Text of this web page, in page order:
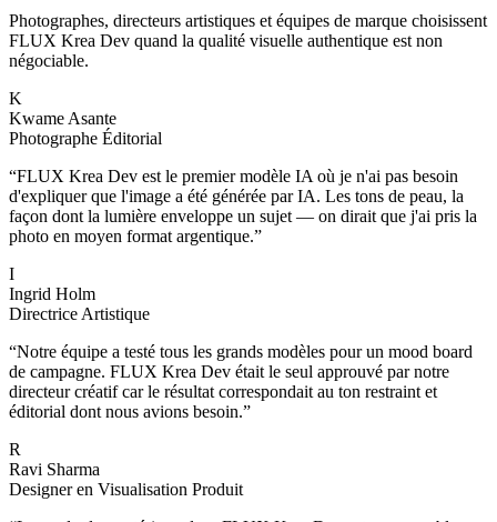
Photographes, directeurs artistiques et équipes de marque choisissent
FLUX Krea Dev quand la qualité visuelle authentique est non
négociable.
K
Kwame Asante
Photographe Éditorial
“FLUX Krea Dev est le premier modèle IA où je n'ai pas besoin
d'expliquer que l'image a été générée par IA. Les tons de peau, la
façon dont la lumière enveloppe un sujet — on dirait que j'ai pris la
photo en moyen format argentique.”
I
Ingrid Holm
Directrice Artistique
“Notre équipe a testé tous les grands modèles pour un mood board
de campagne. FLUX Krea Dev était le seul approuvé par notre
directeur créatif car le résultat correspondait au ton restraint et
éditorial dont nous avions besoin.”
R
Ravi Sharma
Designer en Visualisation Produit